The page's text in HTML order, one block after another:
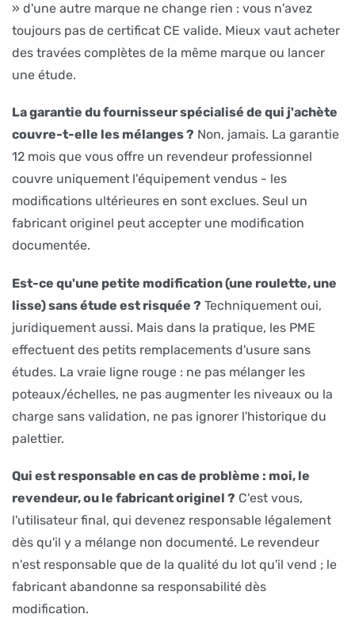
» d'une autre marque ne change rien : vous n'avez
toujours pas de certificat CE valide. Mieux vaut acheter
des travées complètes de la même marque ou lancer
une étude.
La garantie du fournisseur spécialisé de qui j'achète
couvre-t-elle les mélanges ? Non, jamais. La garantie
12 mois que vous offre un revendeur professionnel
couvre uniquement l'équipement vendus - les
modifications ultérieures en sont exclues. Seul un
fabricant originel peut accepter une modification
documentée.
Est-ce qu'une petite modification (une roulette, une
lisse) sans étude est risquée ? Techniquement oui,
juridiquement aussi. Mais dans la pratique, les PME
effectuent des petits remplacements d'usure sans
études. La vraie ligne rouge : ne pas mélanger les
poteaux/échelles, ne pas augmenter les niveaux ou la
charge sans validation, ne pas ignorer l'historique du
palettier.
Qui est responsable en cas de problème : moi, le
revendeur, ou le fabricant originel ? C'est vous,
l'utilisateur final, qui devenez responsable légalement
dès qu'il y a mélange non documenté. Le revendeur
n'est responsable que de la qualité du lot qu'il vend ; le
fabricant abandonne sa responsabilité dès
modification.